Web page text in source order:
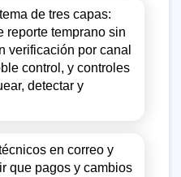
de tres capas:
reporte temprano sin
verificación por canal
control, y controles
detectar y
en correo y
que pagos y cambios